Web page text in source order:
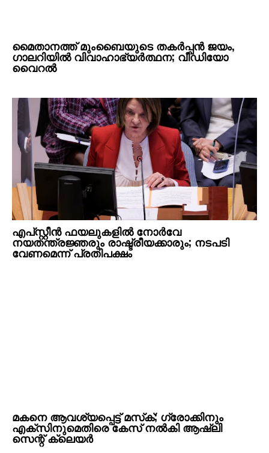
മൈതാനത്ത് മുംബൈയുടെ തകർപ്പൻ ജയം,
ഗാലറിയിൽ വിവാഹാഭ്യർത്ഥന; വീഡിയോ
വെെറൽ
എപ്‌സ്റ്റീൻ ഫയലുകളിൽ നോർവേ
നയതന്ത്രജ്ഞരും രാഷ്ട്രീയക്കാരും; നടപടി
വേണമെന്ന്‌ പ്രതിപക്ഷം
മകനെ ആവശ്യപ്പെട്ട്‌ മസ്‌ക്; ഗ്രോക്കിനും
എക്‌സിനുമെതിരെ കേസ് നൽകി ആഷ്‌ലി
സെന്റ് ക്ലെയർ